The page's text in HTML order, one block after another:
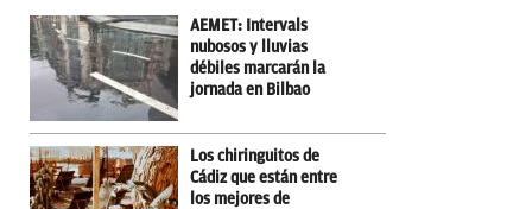
AEMET: Intervals
nubosos y lluvias
débiles marcarán la
jornada en Bilbao
Los chiringuitos de
Cádiz que están entre
los mejores de